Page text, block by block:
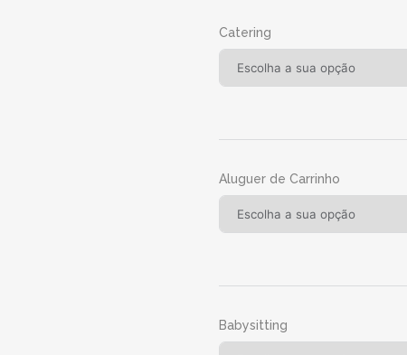
Catering
Aluguer de Carrinho
Babysitting